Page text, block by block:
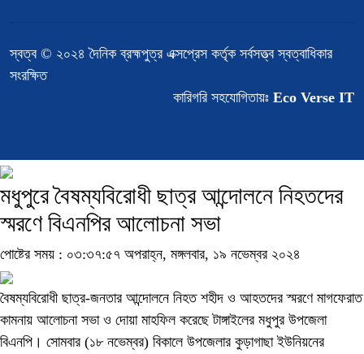
স্বত্ব © ২০২৪ দৈনিক ব্রহ্মপুত্র এক্সপ্রেস কর্তৃক সর্বসত্ত্ব স্বত্বাধিকার
সংরক্ষিত
কারিগরি সহযোগিতায়ঃ Eco Verse IT
মধুপুরে বৈষম্যবিরোধী ছাত্র আন্দোলনে নিহতদের
স্মরণে বিএনপির আলোচনা সভা
পোষ্টের সময় : ০৩:৩৭:৫৭ অপরাহ্ন, মঙ্গলবার, ১৯ নভেম্বর ২০২৪
বৈষম্যবিরোধী ছাত্র-জনতার আন্দোলনে নিহত শহীদ ও আহতদের স্মরণে মাগফেরাত
কামনায় আলোচনা সভা ও দোয়া মাহফিল করেছে টাঙ্গাইলের মধুপুর উপজেলা
বিএনপি। সোমবার (১৮ নভেম্বর) বিকালে উপজেলার কুড়াগাছা ইউনিয়নের